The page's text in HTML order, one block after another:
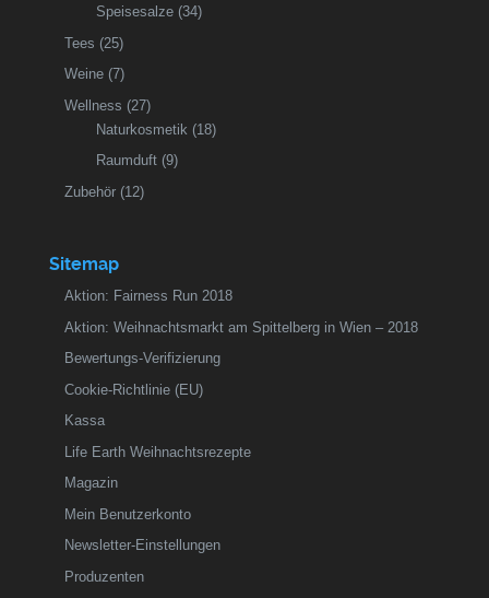
Speisesalze (34)
Tees (25)
Weine (7)
Wellness (27)
Naturkosmetik (18)
Raumduft (9)
Zubehör (12)
Sitemap
Aktion: Fairness Run 2018
Aktion: Weihnachtsmarkt am Spittelberg in Wien – 2018
Bewertungs-Verifizierung
Cookie-Richtlinie (EU)
Kassa
Life Earth Weihnachtsrezepte
Magazin
Mein Benutzerkonto
Newsletter-Einstellungen
Produzenten